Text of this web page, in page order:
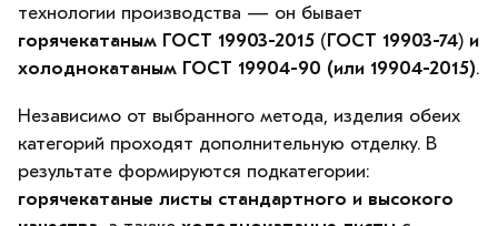
технологии производства — он бывает
горячекатаным ГОСТ 19903-2015 (ГОСТ 19903-74) и
холоднокатаным ГОСТ 19904-90 (или 19904-2015).
Независимо от выбранного метода, изделия обеих
категорий проходят дополнительную отделку. В
результате формируются подкатегории:
горячекатаные листы стандартного и высокого